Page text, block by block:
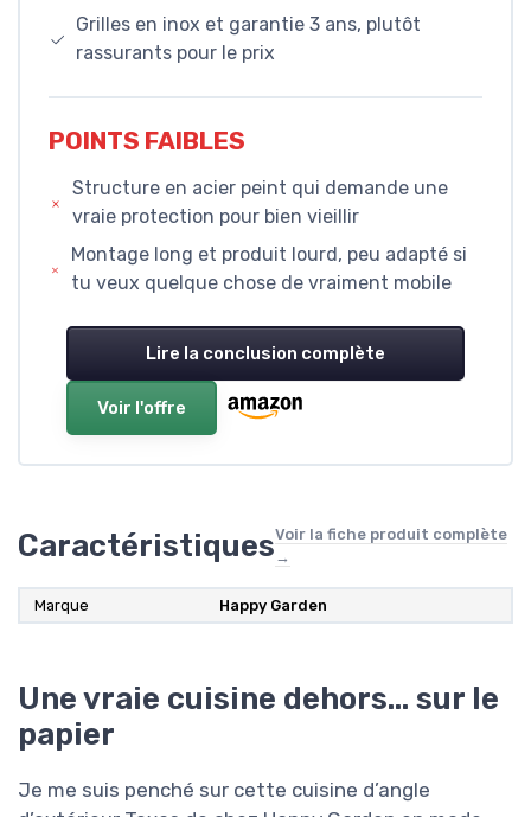
Grilles en inox et garantie 3 ans, plutôt
rassurants pour le prix
POINTS FAIBLES
Structure en acier peint qui demande une
vraie protection pour bien vieillir
Montage long et produit lourd, peu adapté si
tu veux quelque chose de vraiment mobile
Lire la conclusion complète
Voir l'offre
CaractéristiquesVoir la fiche produit complète
→
Marque Happy Garden
Une vraie cuisine dehors… sur le
papier
Je me suis penché sur cette cuisine d’angle